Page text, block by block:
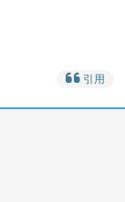
引用